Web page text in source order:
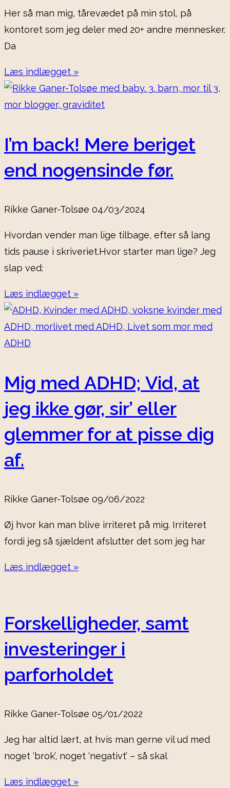
Her så man mig, tårevædet på min stol, på
kontoret som jeg deler med 20+ andre mennesker.
Da
Læs indlægget »
I’m back! Mere beriget
end nogensinde før.
Rikke Ganer-Tolsøe 04/03/2024
Hvordan vender man lige tilbage, efter så lang
tids pause i skriveriet.Hvor starter man lige? Jeg
slap ved:
Læs indlægget »
Mig med ADHD; Vid, at
jeg ikke gør, sir’ eller
glemmer for at pisse dig
af.
Rikke Ganer-Tolsøe 09/06/2022
Øj hvor kan man blive irriteret på mig. Irriteret
fordi jeg så sjældent afslutter det som jeg har
Læs indlægget »
Forskelligheder, samt
investeringer i
parforholdet
Rikke Ganer-Tolsøe 05/01/2022
Jeg har altid lært, at hvis man gerne vil ud med
noget ‘brok’, noget ‘negativt’ – så skal
Læs indlægget »